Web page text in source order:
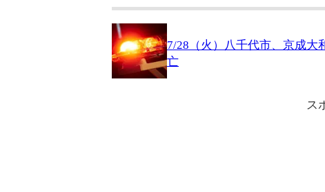
7/28（火）八千代市、京成大
亡
ス